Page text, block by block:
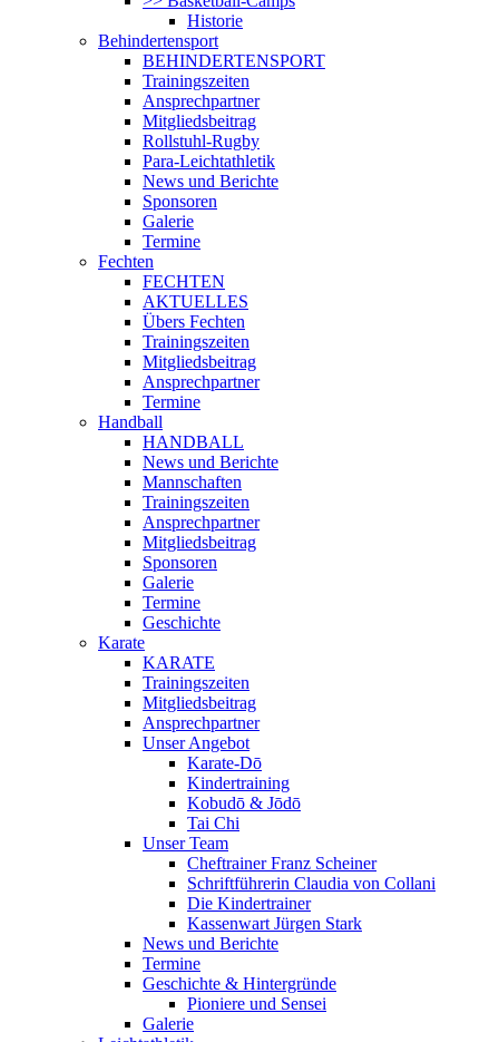
Historie
Behindertensport
BEHINDERTENSPORT
Trainingszeiten
Ansprechpartner
Mitgliedsbeitrag
Rollstuhl-Rugby
Para-Leichtathletik
News und Berichte
Sponsoren
Galerie
Termine
Fechten
FECHTEN
AKTUELLES
Übers Fechten
Trainingszeiten
Mitgliedsbeitrag
Ansprechpartner
Termine
Handball
HANDBALL
News und Berichte
Mannschaften
Trainingszeiten
Ansprechpartner
Mitgliedsbeitrag
Sponsoren
Galerie
Termine
Geschichte
Karate
KARATE
Trainingszeiten
Mitgliedsbeitrag
Ansprechpartner
Unser Angebot
Karate-Dō
Kindertraining
Kobudō & Jōdō
Tai Chi
Unser Team
Cheftrainer Franz Scheiner
Schriftführerin Claudia von Collani
Die Kindertrainer
Kassenwart Jürgen Stark
News und Berichte
Termine
Geschichte & Hintergründe
Pioniere und Sensei
Galerie